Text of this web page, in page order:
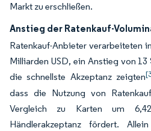
Markt zu erschließen.
Anstieg der Ratenkauf-
Ratenkauf-Anbieter verarbeiteten
Milliarden USD, ein Anstieg von
die schnellste Akzeptanz zeigten
dass die Nutzung von
Vergleich zu Karten um
Händlerakzeptanz fördert.